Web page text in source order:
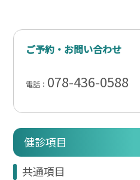
ご予約・お問い合わせ
電話： 078-436-0588
健診項目
共通項目